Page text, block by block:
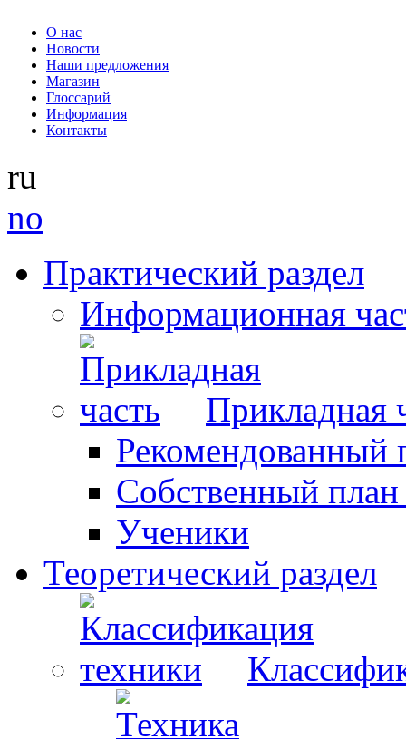
О нас
Новости
Наши предложения
Магазин
Глоссарий
Информация
Контакты
ru
no
Практический раздел
Информационная
Прикладная
Рекомендованный
Собственный
Ученики
Теоретический раздел